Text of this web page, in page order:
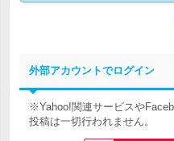
外部アカウントでログイン
※Yahoo!関連サービスや
投稿は一切行われません。